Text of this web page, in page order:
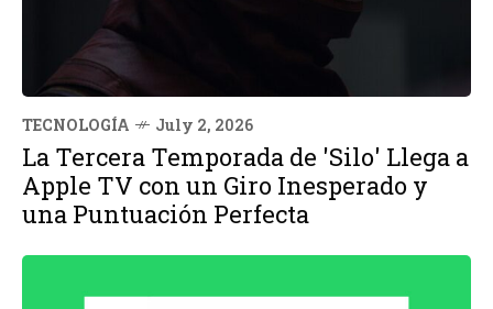
TECNOLOGÍA July 2, 2026
La Tercera Temporada de 'Silo' Llega a
Apple TV con un Giro Inesperado y
una Puntuación Perfecta